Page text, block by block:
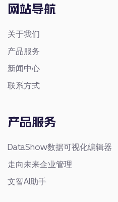
网站导航
关于我们
产品服务
新闻中心
联系方式
产品服务
DataShow数据可视化编辑器
走向未来企业管理
文智AI助手